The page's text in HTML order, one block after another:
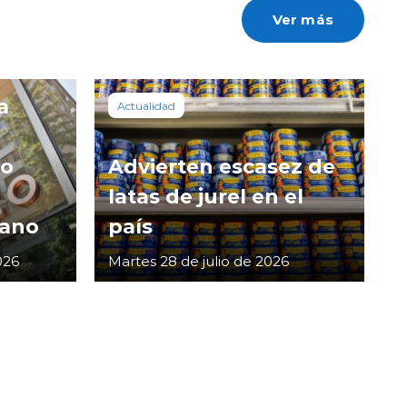
Ver más
Actualidad
Advierten escasez de
latas de jurel en el
país
Martes 28 de julio de 2026